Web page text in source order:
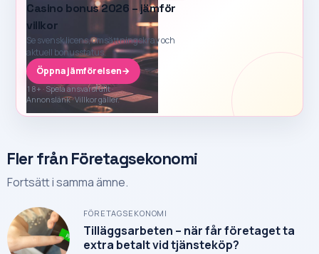
Casino bonus 2026 – jämför
villkor
Se svensk licens, omsättningskrav och
aktuell bonusstatus.
Öppna jämförelsen→
18+ · Spela ansvarsfullt ·
Annonslänk · Villkor gäller.
Fler från Företagsekonomi
Fortsätt i samma ämne.
FÖRETAGSEKONOMI
Tilläggsarbeten – när får företaget ta
extra betalt vid tjänsteköp?